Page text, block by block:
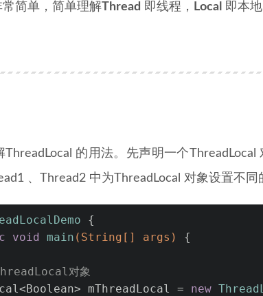
简单，简单理解Thread 即线程， Local 即本
的用法。先声明一个ThreadLocal
、Thread2 中为ThreadLocal 对象设置不同
{
void main (String[] args) {
对象
mThreadLocal =
new